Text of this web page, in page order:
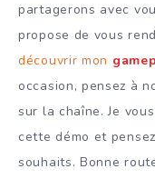
partagerons avec
propose de vous
découvrir mon
occasion, pensez à
sur la chaîne. Je
cette démo et
souhaits. Bonne